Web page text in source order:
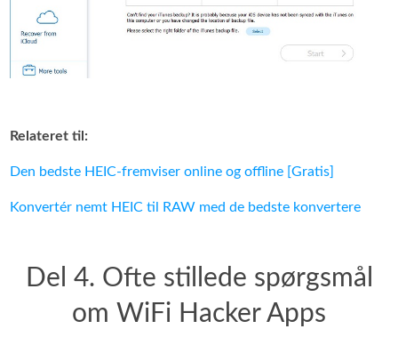
Relateret til:
Den bedste HEIC‑fremviser online og offline [Gratis]
Konvertér nemt HEIC til RAW med de bedste konvertere
Del 4. Ofte stillede spørgsmål
om WiFi Hacker Apps